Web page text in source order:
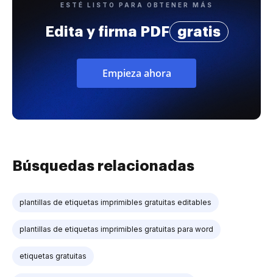
ESTÉ LISTO PARA OBTENER MÁS
Edita y firma PDF gratis
Empieza ahora
Búsquedas relacionadas
plantillas de etiquetas imprimibles gratuitas editables
plantillas de etiquetas imprimibles gratuitas para word
etiquetas gratuitas